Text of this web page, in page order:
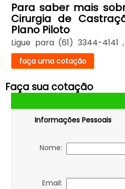
Para saber mais
Cirurgia de
Plano Piloto
Ligue para (61) 3344-4141 ,
faça uma cotação
Faça sua cotação
Informações Pessoais
Nome:
Email: